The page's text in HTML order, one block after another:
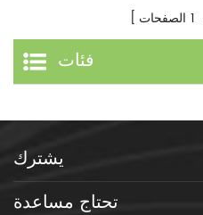
1 الصفحات
فئات
يشترك
تحتاج مساعدة